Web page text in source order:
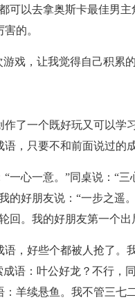
可以去拿奥斯卡最佳男
的。
戏，让我觉得自己积累
作了一个既好玩又可以
，只要不和前面说过的
一心一意。”同桌说：“三
的好朋友说：“一步之遥
。我的好朋友第一个出
语，好些个都被人抢了。
语：叶公好龙？不行，
羊续悬鱼。我不管三七